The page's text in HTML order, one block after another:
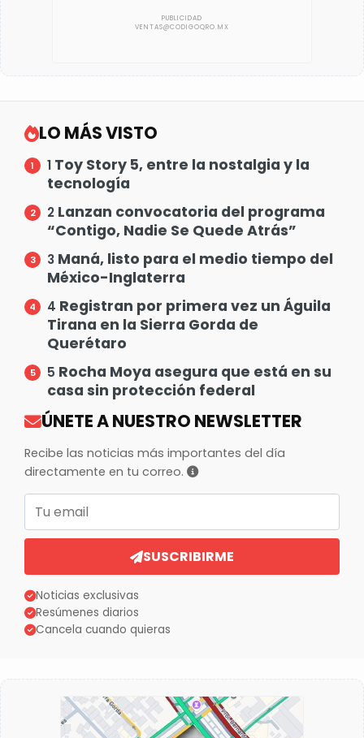
LO MÁS VISTO
1 Toy Story 5, entre la nostalgia y la
tecnología
2 Lanzan convocatoria del programa
“Contigo, Nadie Se Quede Atrás”
3 Maná, listo para el medio tiempo del
México-Inglaterra
4 Registran por primera vez un Águila
Tirana en la Sierra Gorda de
Querétaro
5 Rocha Moya asegura que está en su
casa sin protección federal
ÚNETE A NUESTRO NEWSLETTER
Recibe las noticias más importantes del día
directamente en tu correo.
Correo electrónico
SUSCRIBIRME
Noticias exclusivas
Resúmenes diarios
Cancela cuando quieras